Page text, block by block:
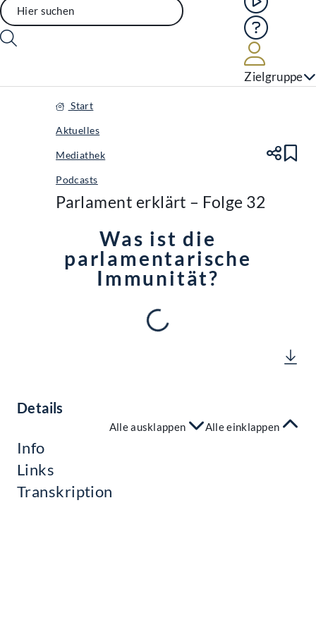
Hilfe
Zielgruppe
Start
Aktuelles
Mediathek
Podcasts
Parlament erklärt – Folge 32
Was ist die
parlamentarische
Immunität?
Details
Alle ausklappen Alle einklappen
Info
Links
Transkription